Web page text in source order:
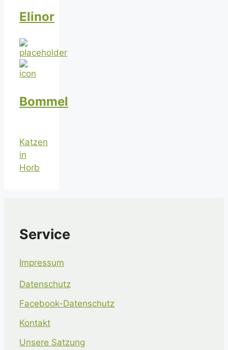
Elinor
Bommel
Katzen
in
Horb
Service
Impressum
Datenschutz
Facebook-Datenschutz
Kontakt
Unsere Satzung